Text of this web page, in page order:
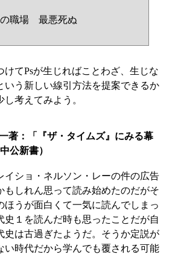
の職場 最悪死ぬ
けてPsが生じればことわざ、生じな
いう新しい線引方法を提案できるか
考えてみよう。
著：「『ザ・タイムズ』にみる幕
公新書）
イショ・ネルソン・レーの件の広告
もしれん思って読み始めたのだがそ
ほうが面白くて一気に読んでしまっ
史１を読んだ時も思ったことだが自
史は古過ぎたようだ。そうか定説が
い時代だから学んでも覆される可能